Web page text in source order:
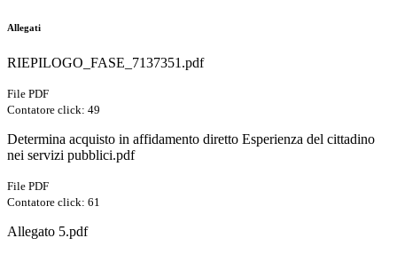
Allegati
RIEPILOGO_FASE_7137351.pdf
File PDF
Contatore click: 49
Determina acquisto in affidamento diretto Esperienza del cittadino
nei servizi pubblici.pdf
File PDF
Contatore click: 61
Allegato 5.pdf